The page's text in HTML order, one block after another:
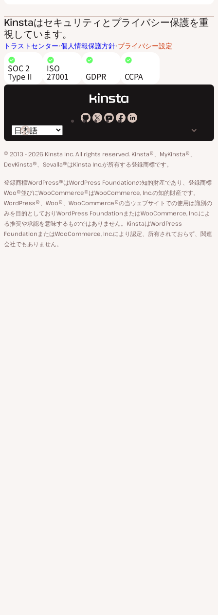
Kinstaはセキュリティとプライバシー保護を重
視しています。
トラストセンター 個人情報保護方針 プライバシー設定
SOC 2
Type II
ISO
27001 GDPR CCPA
Kinsta
GitHub
Kinsta
X
ア
カ
ウ
ン
ト
Kinsta
YouTube
Kinsta
Facebook
Kinsta
LinkedIn
ペ
ー
ジ
言
語
の
り
替
え
© 2013 - 2026 Kinsta Inc. All rights reserved. Kinsta®、MyKinsta®、
DevKinsta®、Sevalla®はKinsta Inc.が所有する登録商標です。
登録商標WordPress®はWordPress Foundationの知的財産であり、登録商標
Woo®並びにWooCommerce®はWooCommerce, Inc.の知的財産です。
WordPress®、Woo®、WooCommerce®の当ウェブサイトでの使用は識別の
みを目的としておりWordPress FoundationまたはWooCommerce, Inc.によ
る推奨や承認を意味するものではありません。KinstaはWordPress
FoundationまたはWooCommerce, Inc.により認定、所有されておらず、関連
会社でもありません。